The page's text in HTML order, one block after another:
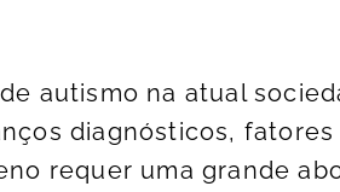
autismo na atual
diagnósticos,
requer uma grande